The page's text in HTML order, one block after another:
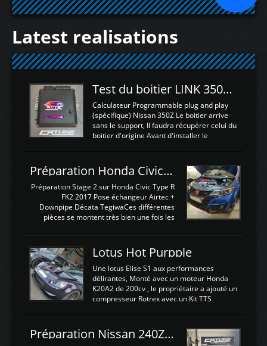
Latest realisations
Test du boitier LINK 350Z Plugin ECU
Calculateur Programmable plug and play
(spécifique) Nissan 350Z Le boitier arrive
sans le support, Il faudra récupérer celui du
boitier d'origine Avant d'installer le
d'envoyer l'information de la large bande
dans le boitier. sydney sweeney deepfake
La sortie 0-5V de l'afr sera connectée sur
l'entrée AN Volt 8 et GndAN pour
Analogique, et Volt car l'information est une
tension (Pas une résistance variable d'un
est temps de brancher le ...
Préparation Honda Civic Type R FK2
Préparation Stage 2 sur Honda Civic Type R
FK2 2017 Pose échangeur Airtec +
Downpipe Décata TegiwaCes différentes
pièces se montent très bien une fois les
légere découpe du plastique inferieur,
negénant en rien la structure ou le
fonctionnement du fond plat. Une
reprogrammation Stage 2 est faite sur le
calculateur d'origine. Une alternative
économique au passage sur Hondata
d'origine 310cv et 400Nn , Une fois
reprogrammé et les ...
Lotus Hot Purpple
Une lotus Elise S1 aux performances
délirantes, Monté avec un moteur Honda
K20A2 de 200cv , le propriétaire a ajouté un
compresseur Rotrex avec un Kit TTS
d'augmenter la puissance de son moteur:
un watercooler a été ajouté. 300Cv sans
Préparation Nissan 240Z SR20DET